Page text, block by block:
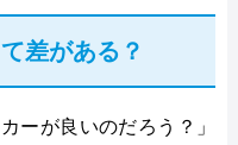
差がある？
ーが良いのだろう？」